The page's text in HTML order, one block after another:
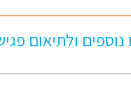
ולתיאום